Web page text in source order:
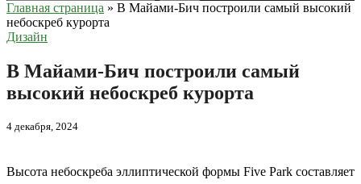
Главная страница » В Майами-Бич построили самый высокий
небоскреб курорта
Дизайн
В Майами-Бич построили самый
высокий небоскреб курорта
4 декабря, 2024
Высота небоскреба эллиптической формы Five Park составляет